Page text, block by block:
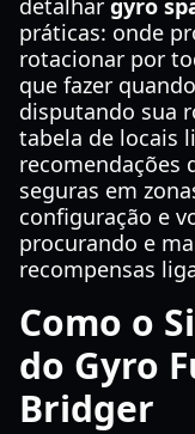
detalhar gyro
práticas: onde
rotacionar por
que fazer
disputando sua
tabela de locais
recomendações
seguras em
configuração e
procurando e
recompensas
Como o
do Gyro
Bridger